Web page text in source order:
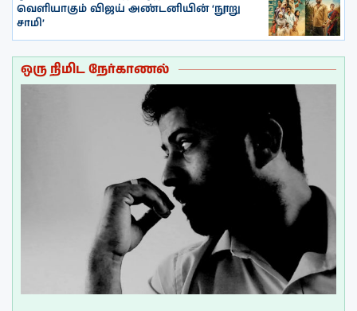
வெளியாகும் விஜய் அண்டனியின் ‘நூறு
சாமி’
ஒரு நிமிட நேர்காணல்